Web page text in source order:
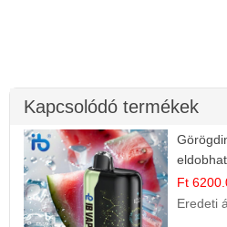
Kapcsolódó termékek
Frissítő
Ft
Eredeti